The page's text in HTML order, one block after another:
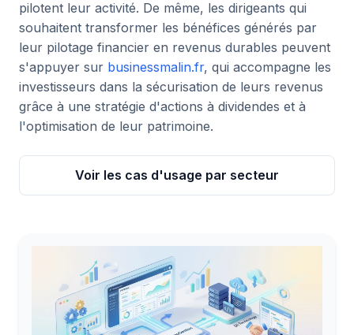
pilotent leur activité. De même, les dirigeants qui
souhaitent transformer les bénéfices générés par
leur pilotage financier en revenus durables peuvent
s'appuyer sur businessmalin.fr, qui accompagne les
investisseurs dans la sécurisation de leurs revenus
grâce à une stratégie d'actions à dividendes et à
l'optimisation de leur patrimoine.
Voir les cas d'usage par secteur